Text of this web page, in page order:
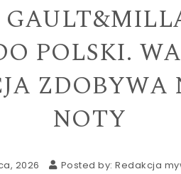
POLSKI.
ZDOBYWA
NOTY
2026 Posted by:Redakcja